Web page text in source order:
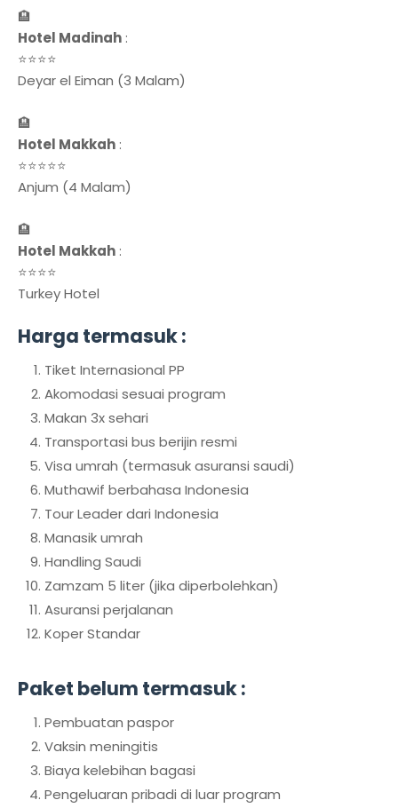
🏨
Hotel Madinah :
⭐⭐⭐⭐
Deyar el Eiman (3 Malam)
🏨
Hotel Makkah :
⭐⭐⭐⭐⭐
Anjum (4 Malam)
🏨
Hotel Makkah :
⭐⭐⭐⭐
Turkey Hotel
Harga termasuk :
Tiket Internasional PP
Akomodasi sesuai program
Makan 3x sehari
Transportasi bus berijin resmi
Visa umrah (termasuk asuransi saudi)
Muthawif berbahasa Indonesia
Tour Leader dari Indonesia
Manasik umrah
Handling Saudi
Zamzam 5 liter (jika diperbolehkan)
Asuransi perjalanan
Koper Standar
Paket belum termasuk :
Pembuatan paspor
Vaksin meningitis
Biaya kelebihan bagasi
Pengeluaran pribadi di luar program